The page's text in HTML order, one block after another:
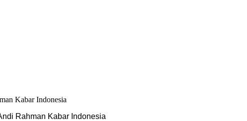
Rahman Kabar Indonesia